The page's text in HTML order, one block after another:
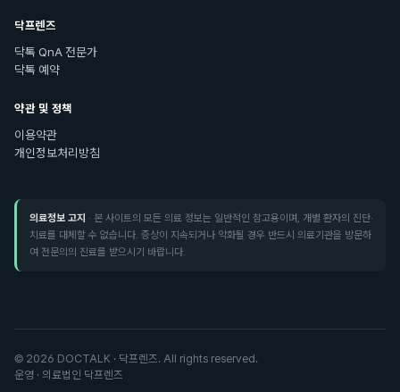
닥프렌즈
닥톡 QnA 전문가
닥톡 예약
약관 및 정책
이용약관
개인정보처리방침
의료정보 고지 · 본 사이트의 모든 의료 정보는 일반적인 참고용이며, 개별 환자의 진단·
치료를 대체할 수 없습니다. 증상이 지속되거나 악화될 경우 반드시 의료기관을 방문하
여 전문의의 진료를 받으시기 바랍니다.
© 2026 DOCTALK · 닥프렌즈. All rights reserved.
운영 · 의료법인 닥프렌즈